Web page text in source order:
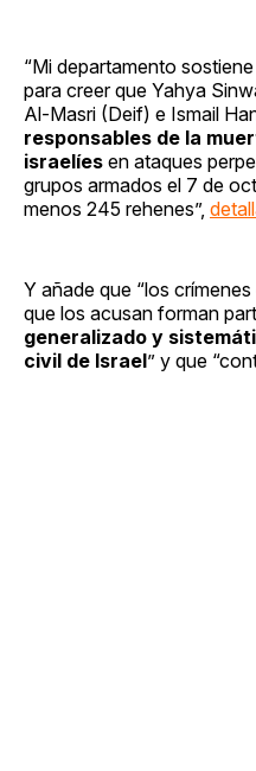
“Mi departamento
para creer que Yahya
Al-Masri (Deif) e Ismail
responsables de la
israelíes en ataques
grupos armados el 7 de
menos 245 rehenes”,
Y añade que “los
que los acusan forman
generalizado y
civil de Israel” y que